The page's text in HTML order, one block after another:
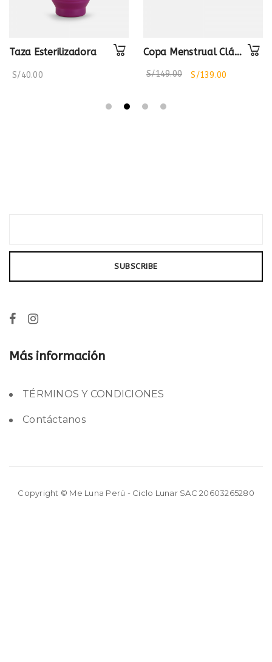
Taza Esterilizadora
S/40.00
Copa Menstrual Clásica
S/149.00 S/139.00
Más información
TÉRMINOS Y CONDICIONES
Contáctanos
Copyright © Me Luna Perú - Ciclo Lunar SAC 20603265280